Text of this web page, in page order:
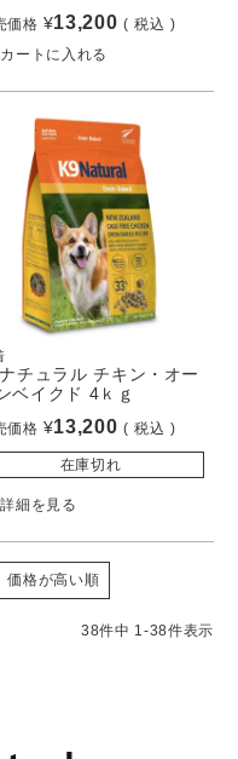
価格 ¥13,200
税込
カートに入れる
チュラル チキン・オー
ベイクド 4ｋｇ
価格 ¥13,200 税込
在庫切れ
詳細を見る
価格が高い順
38件中 1-38件表示